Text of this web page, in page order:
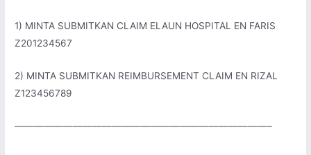
1) MINTA SUBMITKAN CLAIM ELAUN HOSPITAL EN FARIS
Z201234567
2) MINTA SUBMITKAN REIMBURSEMENT CLAIM EN RIZAL
Z123456789
——————————————————————————–